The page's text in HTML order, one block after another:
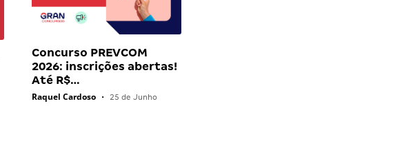
Concurso PREVCOM
2026: inscrições abertas!
Até R$…
Raquel Cardoso • 25 de Junho